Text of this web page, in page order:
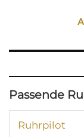
Passende
Ruhrpilot